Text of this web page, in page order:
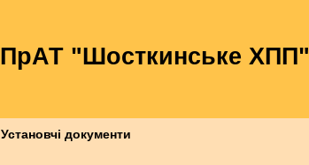
ПрАТ "Шосткинське ХПП"
Установчі документи